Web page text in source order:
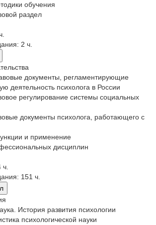
обучения
раздел
2 ч.
документы, регламентирующие
деятельность психолога в России
регулирование системы социальных
документы психолога, работающего с
и применение
дисциплин
151 ч.
История развития психологии
психологической науки